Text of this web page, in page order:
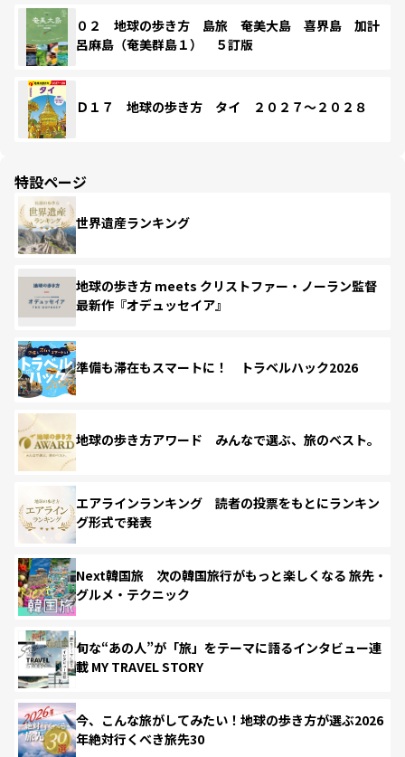
０２ 地球の歩き方 島旅 奄美大島 喜界島 加計
呂麻島（奄美群島１） ５訂版
Ｄ１７ 地球の歩き方 タイ ２０２７～２０２８
特設ページ
世界遺産ランキング
地球の歩き方 meets クリストファー・ノーラン監督
最新作『オデュッセイア』
準備も滞在もスマートに！ トラベルハック2026
地球の歩き方アワード みんなで選ぶ、旅のベスト。
エアラインランキング 読者の投票をもとにランキン
グ形式で発表
Next韓国旅 次の韓国旅行がもっと楽しくなる 旅先・
グルメ・テクニック
旬な“あの人”が「旅」をテーマに語るインタビュー連
載 MY TRAVEL STORY
今、こんな旅がしてみたい！地球の歩き方が選ぶ2026
年絶対行くべき旅先30